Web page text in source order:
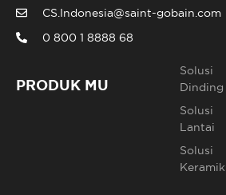
CS.Indonesia@saint-gobain.com
0 800 1 8888 68
PRODUK MU
Solusi
Dinding
Solusi
Lantai
Solusi
Keramik